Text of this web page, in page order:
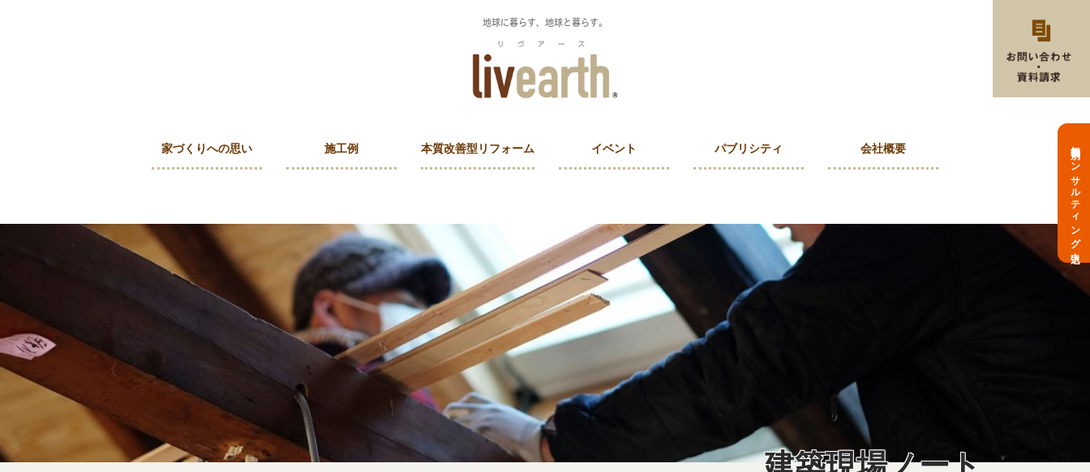
地球に暮らす、地球と暮らす。
無料個別コンサルティング申込
家づくりへの思い 施工例 本質改善型リフォーム イベント パブリシティ 会社概要